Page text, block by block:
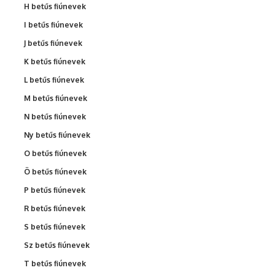
H betűs fiúnevek
I betűs fiúnevek
J betűs fiúnevek
K betűs fiúnevek
L betűs fiúnevek
M betűs fiúnevek
N betűs fiúnevek
Ny betűs fiúnevek
O betűs fiúnevek
Ö betűs fiúnevek
P betűs fiúnevek
R betűs fiúnevek
S betűs fiúnevek
Sz betűs fiúnevek
T betűs fiúnevek